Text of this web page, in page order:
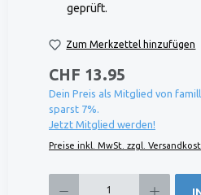
geprüft.
Zum Merkzettel hinzufügen
CHF 13.95
Dein Preis als Mitglied von
sparst 7%.
Jetzt Mitglied werden!
Preise inkl. MwSt. zzgl.